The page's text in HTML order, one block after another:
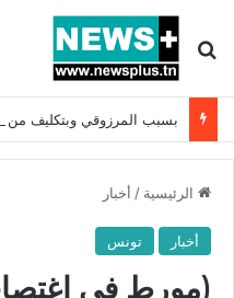
بحث عن
الرئيسية / أخبار
أخبار تونس
(مورط في